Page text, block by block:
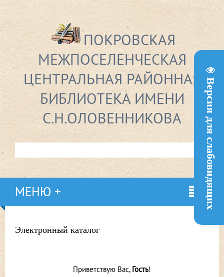
Версия для слабовидящих
ПОКРОВСКАЯ
МЕЖПОСЕЛЕНЧЕСКАЯ
ЦЕНТРАЛЬНАЯ РАЙОННАЯ
БИБЛИОТЕКА ИМЕНИ
С.Н.ОЛОВЕННИКОВА
МЕНЮ +
Электронный каталог
Приветствую Вас, Гость!